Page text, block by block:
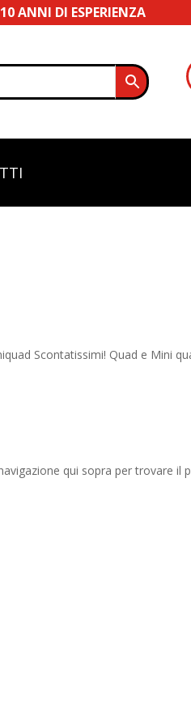
ANNI DI ESPERIENZA
Scontatissimi! Quad e Mini
qui sopra per trovare il